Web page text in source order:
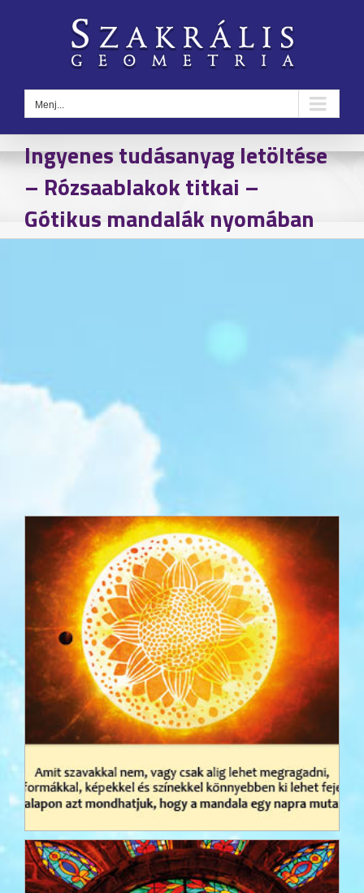
Menj...
Ingyenes tudásanyag letöltése
– Rózsaablakok titkai –
Gótikus mandalák nyomában